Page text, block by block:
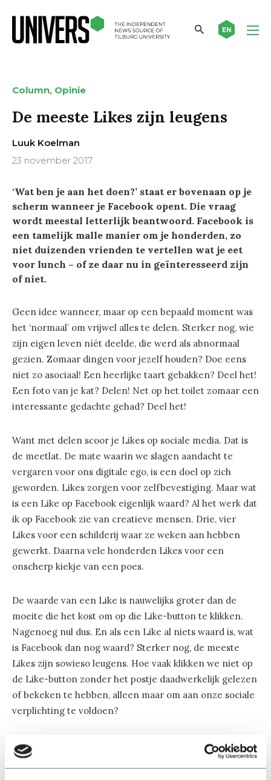
EN
Column, Opinie
De meeste Likes zijn leugens
Luuk Koelman
23 november 2017
‘Wat ben je aan het doen?’ staat er bovenaan op je
scherm wanneer je Facebook opent. Die vraag
wordt meestal letterlijk beantwoord. Facebook is
een tamelijk malle manier om je honderden, zo
niet duizenden vrienden te vertellen wat je eet
voor lunch – of ze daar nu in geïnteresseerd zijn
of niet.
Geen idee wanneer, maar op een bepaald moment was
het ‘normaal’ om vrijwel alles te delen. Sterker nog, wie
zijn eigen leven níét deelde, die werd als abnormaal
gezien. Zomaar dingen voor jezelf houden? Doe eens
niet zo asociaal! Een heerlijke taart gebakken? Deel het!
Een foto van je kat? Delen! Net op het toilet zomaar een
interessante gedachte gehad? Deel het!
Want met delen scoor je Likes op sociale media. Dat is
de meetlat. De mate waarin we slagen aandacht te
vergaren voor ons digitale ego, is een doel op zich
geworden. Likes zorgen voor zelfbevestiging. Maar wat
is een Like op Facebook eigenlijk waard? Al het werk dat
ik op Facebook zie van creatieve mensen. Drie, vier
Likes voor een schilderij waar ze weken aan hebben
gewerkt. Daarna vele honderden Likes voor een
onscherp kiekje van een poes.
De waarde van een Like is nauwelijks groter dan de
moeite die het kost om op die Like-button te klikken.
Nagenoeg nul dus. En als een Like al niets waard is, wat
is Facebook dan nog waard? Sterker nog, de meeste
Likes zijn sowieso leugens. Hoe vaak klikken we niet op
de Like-button zonder het postje daadwerkelijk gelezen
of bekeken te hebben, alleen maar om aan onze sociale
verplichting te voldoen?
Maar het kan altijd erger.